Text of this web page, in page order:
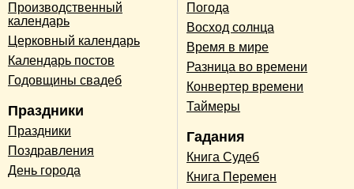
Производственный
календарь
Церковный календарь
Календарь постов
Годовщины свадеб
Праздники
Праздники
Поздравления
День города
Погода
Восход солнца
Время в мире
Разница во времени
Конвертер времени
Таймеры
Гадания
Книга Судеб
Книга Перемен